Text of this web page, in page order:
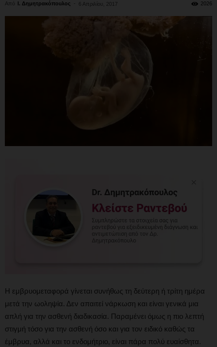
Από Ι. Δημητρακόπουλος - 6 Απριλίου, 2017 2026
Η εμβρυομεταφορά γίνεται συνήθως τη δεύτερη ή τρίτη ημέρα
μετά την ωοληψία. Δεν απαιτεί νάρκωση και είναι γενικά μια
απλή για την ασθενή διαδικασία. Παραμένει όμως η πιο λεπτή
στιγμή τόσο για την ασθενή όσο και για τον ειδικό καθώς τα
έμβρυα, αλλά και το ενδομήτριο, είναι πάρα πολύ ευαίσθητα.